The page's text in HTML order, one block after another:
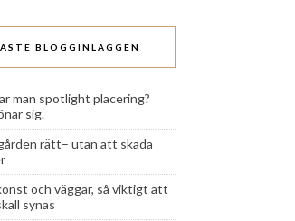
BLOGGINLÄGGEN
man spotlight placering?
sig.
rätt– utan att skada
och väggar, så viktigt att
synas